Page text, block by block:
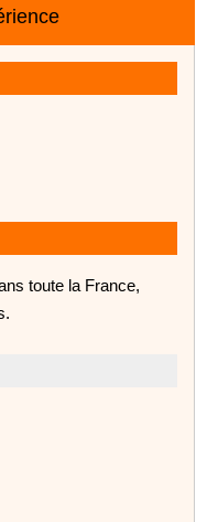
toute la France,